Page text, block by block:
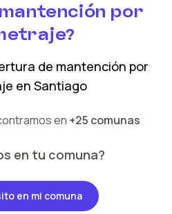
por
de mantención por
en Santiago
en +25 comunas
en tu comuna?
en mi comuna